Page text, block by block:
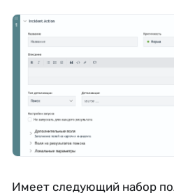
Имеет следующий набор